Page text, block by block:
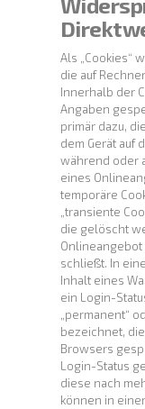
Als „Cookies“
die auf
Innerhalb der
Angaben
primär dazu,
dem Gerät auf
während oder
eines
temporäre
„transiente
die gelöscht
schließt. In
Inhalt eines
ein Login-
„permanent“
bezeichnet,
Browsers
Login-Status
diese nach
können in